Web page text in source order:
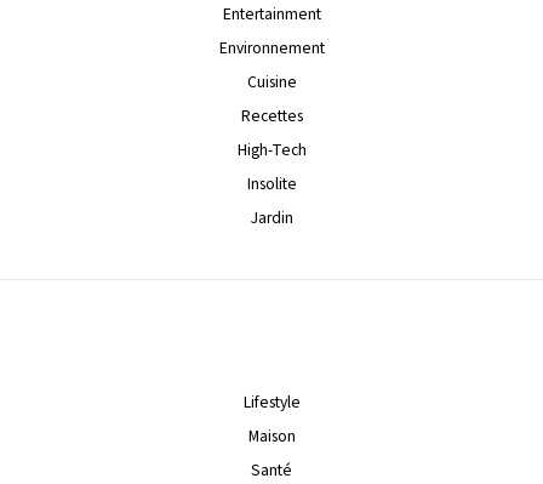
Entertainment
Environnement
Cuisine
Recettes
High-Tech
Insolite
Jardin
Lifestyle
Maison
Santé